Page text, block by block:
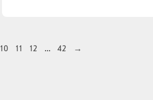
10 11 12 ... 42 →